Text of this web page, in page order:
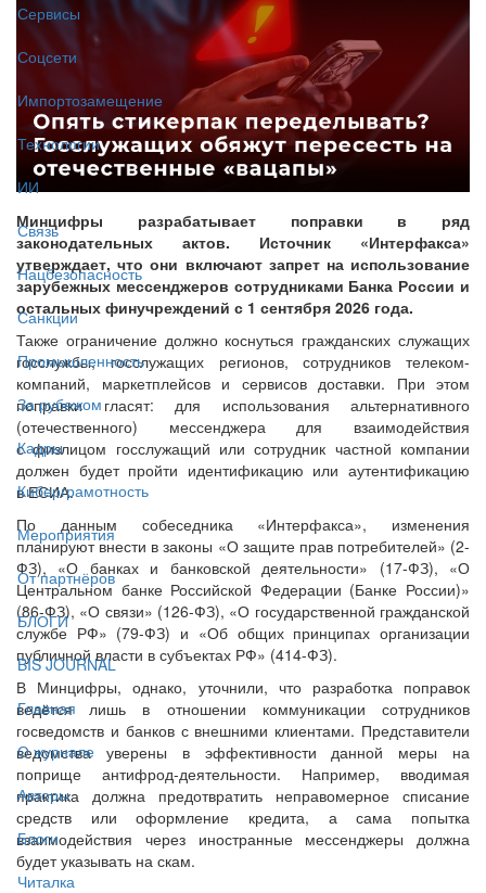
Сервисы
Соцсети
Импортозамещение
Технологии
ИИ
Связь
Нацбезопасность
Санкции
Промышленность
За рубежом
Кадры
Киберграмотность
Мероприятия
От партнёров
БЛОГИ
BIS JOURNAL
Главная
О журнале
Авторы
Блоги
Читалка
Минцифры разрабатывает поправки в ряд
законодательных актов. Источник «Интерфакса»
утверждает, что они включают запрет на использование
зарубежных мессенджеров сотрудниками Банка России и
остальных финучреждений с 1 сентября 2026 года.
Также ограничение должно коснуться гражданских служащих
госслужбы, госслужащих регионов, сотрудников телеком-
компаний, маркетплейсов и сервисов доставки. При этом
поправки гласят: для использования альтернативного
(отечественного) мессенджера для взаимодействия
с физлицом госслужащий или сотрудник частной компании
должен будет пройти идентификацию или аутентификацию
в ЕСИА.
По данным собеседника «Интерфакса», изменения
планируют внести в законы «О защите прав потребителей» (2-
ФЗ), «О банках и банковской деятельности» (17-ФЗ), «О
Центральном банке Российской Федерации (Банке России)»
(86-ФЗ), «О связи» (126-ФЗ), «О государственной гражданской
службе РФ» (79-ФЗ) и «Об общих принципах организации
публичной власти в субъектах РФ» (414-ФЗ).
В Минцифры, однако, уточнили, что разработка поправок
ведётся лишь в отношении коммуникации сотрудников
госведомств и банков с внешними клиентами. Представители
ведомства уверены в эффективности данной меры на
поприще антифрод-деятельности. Например, вводимая
практика должна предотвратить неправомерное списание
средств или оформление кредита, а сама попытка
взаимодействия через иностранные мессенджеры должна
будет указывать на скам.